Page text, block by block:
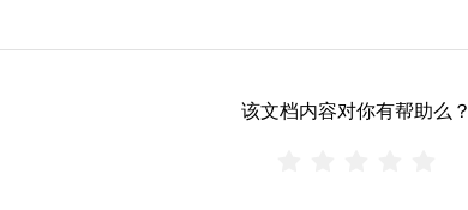
该文档内容对你有帮助么？